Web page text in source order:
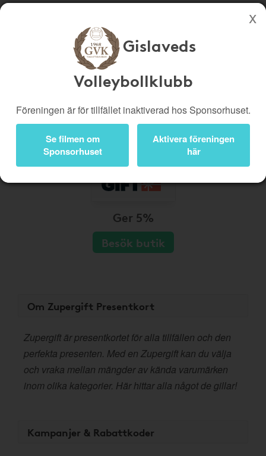
Köp genom denna sida stöttar Gislaveds Volleybollklubb
Bli medlem
Logga in
Gislaveds
Volleybollklubb
Föreningen är för tillfället inaktiverad hos Sponsorhuset.
Se filmen om
Sponsorhuset
Aktivera föreningen
här
Ger 5%
Besök butik
Om Zupergift Presentkort
Zupergift är presentkortet för alla tillfällen och den
perfekta presenten. Med en Zupergift kan du välja
och vraka mellan mängder av kända varumärken
inom olika kategorier. Här hittar alla något de gillar!
Kampanjer & Rabattkoder